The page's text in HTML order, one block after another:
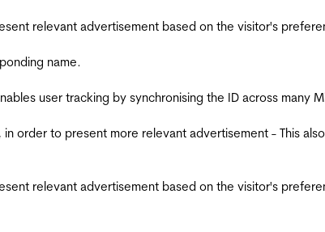
relevant advertisement based on the visitor's
name.
user tracking by synchronising the ID across many
order to present more relevant advertisement - This
relevant advertisement based on the visitor's